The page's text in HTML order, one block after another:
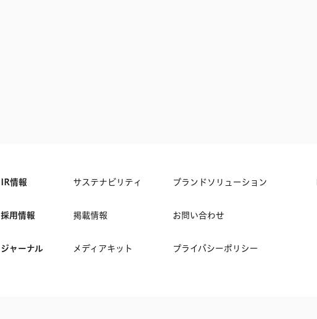
IR情報
採用情報
ジャーナル
サステナビリティ
掲載情報
メディアキット
ブランドソリューション
お問い合わせ
プライバシーポリシー